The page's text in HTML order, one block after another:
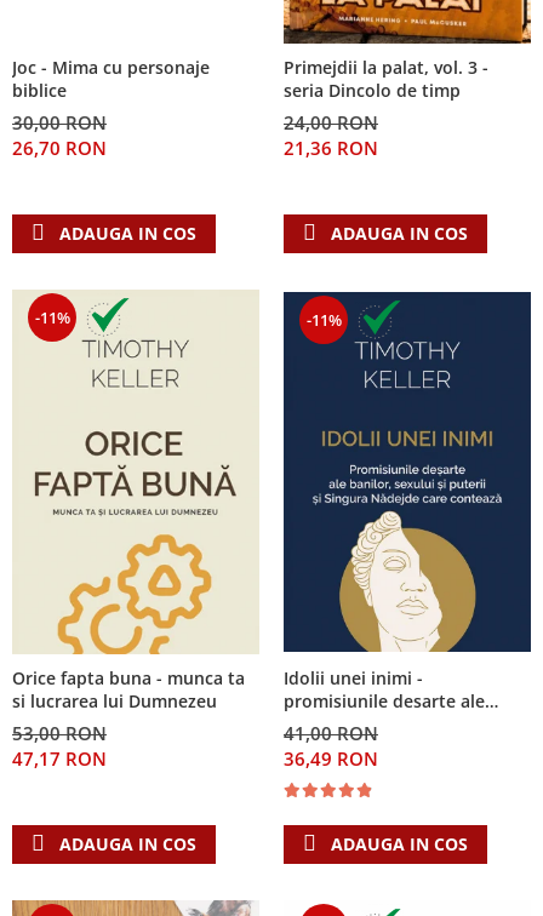
Joc - Mima cu personaje
biblice
30,00 RON
26,70 RON
ADAUGA IN COS
Primejdii la palat, vol. 3 -
seria Dincolo de timp
24,00 RON
21,36 RON
ADAUGA IN COS
-11%
Orice fapta buna - munca ta
si lucrarea lui Dumnezeu
53,00 RON
47,17 RON
ADAUGA IN COS
-11%
Idolii unei inimi -
promisiunile desarte ale
banilor, sexului si puterii si
Singura Nadejde care
conteaza
41,00 RON
36,49 RON
ADAUGA IN COS